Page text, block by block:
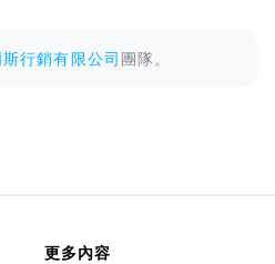
行銷有限公司 團隊。
更多內容